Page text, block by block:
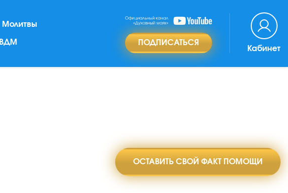
Молитвы
ВДМ ПОДПИСАТЬСЯ
Кабинет
ОСТАВИТЬ СВОЙ ФАКТ ПОМОЩИ